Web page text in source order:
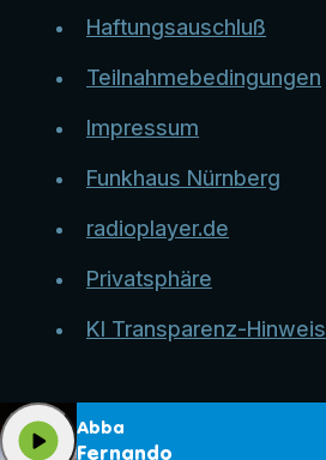
Haftungsauschluß
Teilnahmebedingungen
Impressum
Funkhaus Nürnberg
radioplayer.de
Privatsphäre
KI Transparenz-Hinweis
Abba
Fernando
play_arrow